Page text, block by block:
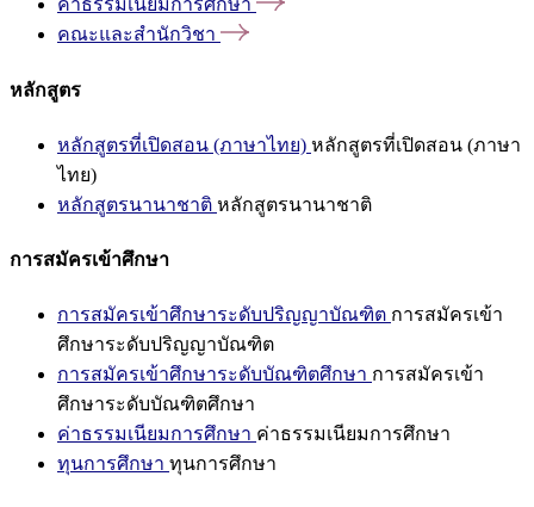
ค่าธรรมเนียมการศึกษา
คณะและสำนักวิชา
หลักสูตร
หลักสูตรที่เปิดสอน (ภาษาไทย) หลักสูตรที่เปิดสอน (ภาษา
ไทย)
หลักสูตรนานาชาติ หลักสูตรนานาชาติ
การสมัครเข้าศึกษา
การสมัครเข้าศึกษาระดับปริญญาบัณฑิต การสมัครเข้า
ศึกษาระดับปริญญาบัณฑิต
การสมัครเข้าศึกษาระดับบัณฑิตศึกษา การสมัครเข้า
ศึกษาระดับบัณฑิตศึกษา
ค่าธรรมเนียมการศึกษา ค่าธรรมเนียมการศึกษา
ทุนการศึกษา ทุนการศึกษา